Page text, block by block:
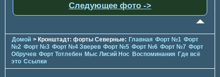
Следующее фото ->
Домой > Кронштадт: форты Северные: Главная Форт №1 Форт
№2 Форт №3 Форт №4 Зверев Форт №5 Форт №6 Форт №7 Форт
Обручев Форт Тотлебен Мыс Лисий Нос Воспоминания Где всё
это Ссылки